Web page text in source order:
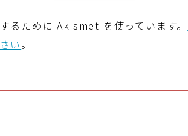
るために Akismet を使っています。
い。